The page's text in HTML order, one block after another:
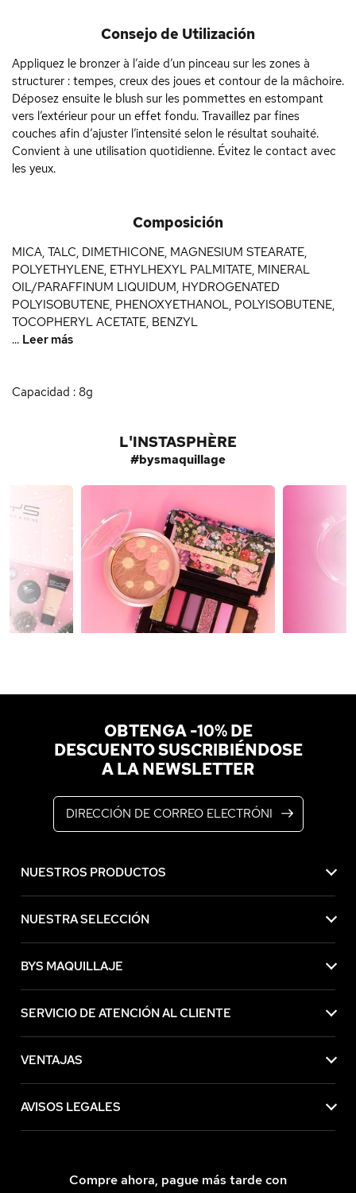
Consejo de Utilización
Appliquez le bronzer à l’aide d’un pinceau sur les zones à
structurer : tempes, creux des joues et contour de la mâchoire.
Déposez ensuite le blush sur les pommettes en estompant
vers l’extérieur pour un effet fondu. Travaillez par fines
couches afin d’ajuster l’intensité selon le résultat souhaité.
Convient à une utilisation quotidienne. Évitez le contact avec
les yeux.
Composición
MICA, TALC, DIMETHICONE, MAGNESIUM STEARATE,
POLYETHYLENE, ETHYLHEXYL PALMITATE, MINERAL
OIL/PARAFFINUM LIQUIDUM, HYDROGENATED
POLYISOBUTENE, PHENOXYETHANOL, POLYISOBUTENE,
TOCOPHERYL ACETATE, BENZYL
... Leer más
Capacidad : 8g
L'INSTASPHÈRE
#bysmaquillage
OBTENGA -10% DE
DESCUENTO SUSCRIBIÉNDOSE
A LA NEWSLETTER
NUESTROS PRODUCTOS
NUESTRA SELECCIÓN
BYS MAQUILLAJE
SERVICIO DE ATENCIÓN AL CLIENTE
VENTAJAS
AVISOS LEGALES
Compre ahora, pague más tarde con